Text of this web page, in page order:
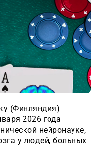
(Финляндия)
2026 года
нейронауке,
у людей, больных